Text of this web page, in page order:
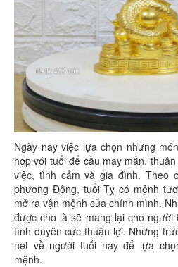
Ngày nay việc lựa chọn những
hợp với tuổi để cầu may mắn,
việc, tình cảm và gia đình. Theo
phương Đông, tuổi Tỵ có mệnh
mở ra vận mệnh của chính mình.
được cho là sẽ mang lại cho
tình duyên cực thuận lợi. Nhưng
nét về người tuổi này để lựa
mệnh.